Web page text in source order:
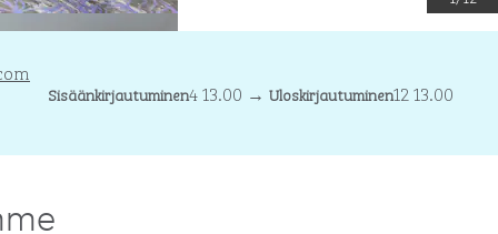
Sisäänkirjautuminen4 13.00 → Uloskirjautuminen12 13.00